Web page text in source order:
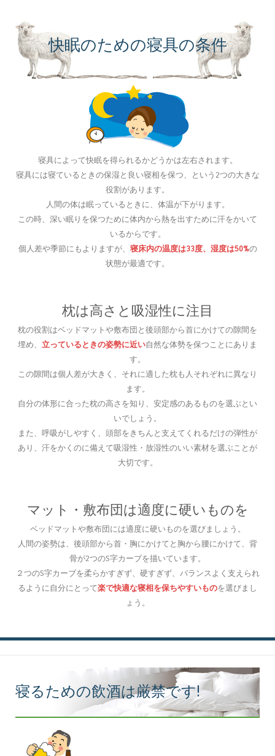
快眠のための寝具の条件
寝具によって快眠を得られるかどうかは左右されます。
寝具には寝ているときの保湿と良い寝相を保つ、という2つの大きな
役割があります。
人間の体は眠っているときに、体温が下がります。
この時、深い眠りを保つために体内から熱を出すために汗をかいて
いるからです。
個人差や季節にもよりますが、 寝床内の温度は33度、湿度は50%の
状態が最適です。
枕は高さと吸湿性に注目
枕の役割はベッドマットや敷布団と後頭部から首にかけての隙間を
埋め、 立っているときの姿勢に近い自然な体勢を保つことにありま
す。
この隙間は個人差が大きく、それに適した枕も人それぞれに異なり
ます。
自分の体形に合った枕の高さを知り、安定感のあるものを選ぶとい
いでしょう。
また、呼吸がしやすく、頭部をきちんと支えてくれるだけの弾性が
あり、汗をかくのに備えて吸湿性・放湿性のいい素材を選ぶことが
大切です。
マット・敷布団は適度に硬いものを
ベッドマットや敷布団には適度に硬いものを選びましょう。
人間の姿勢は、後頭部から首・胸にかけてと胸から腰にかけて、背
骨が2つのS字カーブを描いています。
２つのS字カーブを柔らかすぎず、硬すぎず、バランスよく支えられ
るように自分にとって楽で快適な寝相を保ちやすいものを選びまし
ょう。
寝るための飲酒は厳禁です!